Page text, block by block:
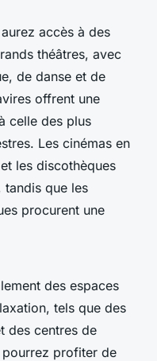
accès à des
théâtres, avec
de danse et de
offrent une
celle des plus
Les cinémas en
les discothèques
tandis que les
procurent une
des espaces
tels que des
des centres de
profiter de